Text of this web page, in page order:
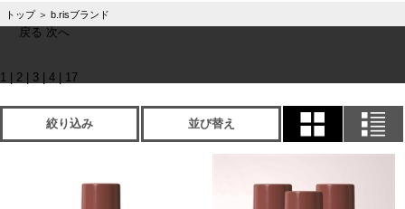
トップ ＞ b.risブランド
戻る 次へ
1 2 3 4 17
絞り込み 並び替え